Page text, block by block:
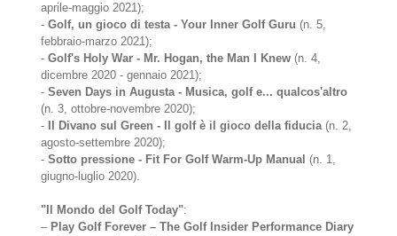
aprile-maggio 2021);
-Golf, un gioco di testa - Your Inner Golf Guru (n. 5,
febbraio-marzo 2021);
-Golf's Holy War - Mr. Hogan, the Man I Knew (n. 4,
dicembre 2020 - gennaio 2021);
-Seven Days in Augusta - Musica, golf e... qualcos'altro
(n. 3, ottobre-novembre 2020);
-
Il Divano sul Green - Il golf è il gioco della fiducia(n. 2,
agosto-settembre 2020);
-Sotto pressione - Fit For Golf Warm-Up Manual (n. 1,
giugno-luglio 2020).
"Il Mondo del Golf Today":
– Play Golf Forever – The Golf Insider Performance Diary